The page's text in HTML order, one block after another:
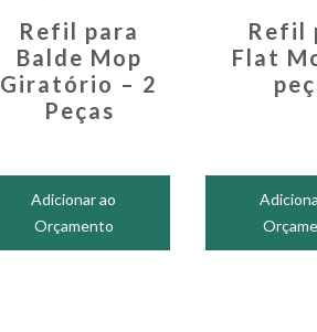
Refil para
Balde Mop
Giratório – 2
Peças
Adicionar ao
Orçamento
Refil
Flat